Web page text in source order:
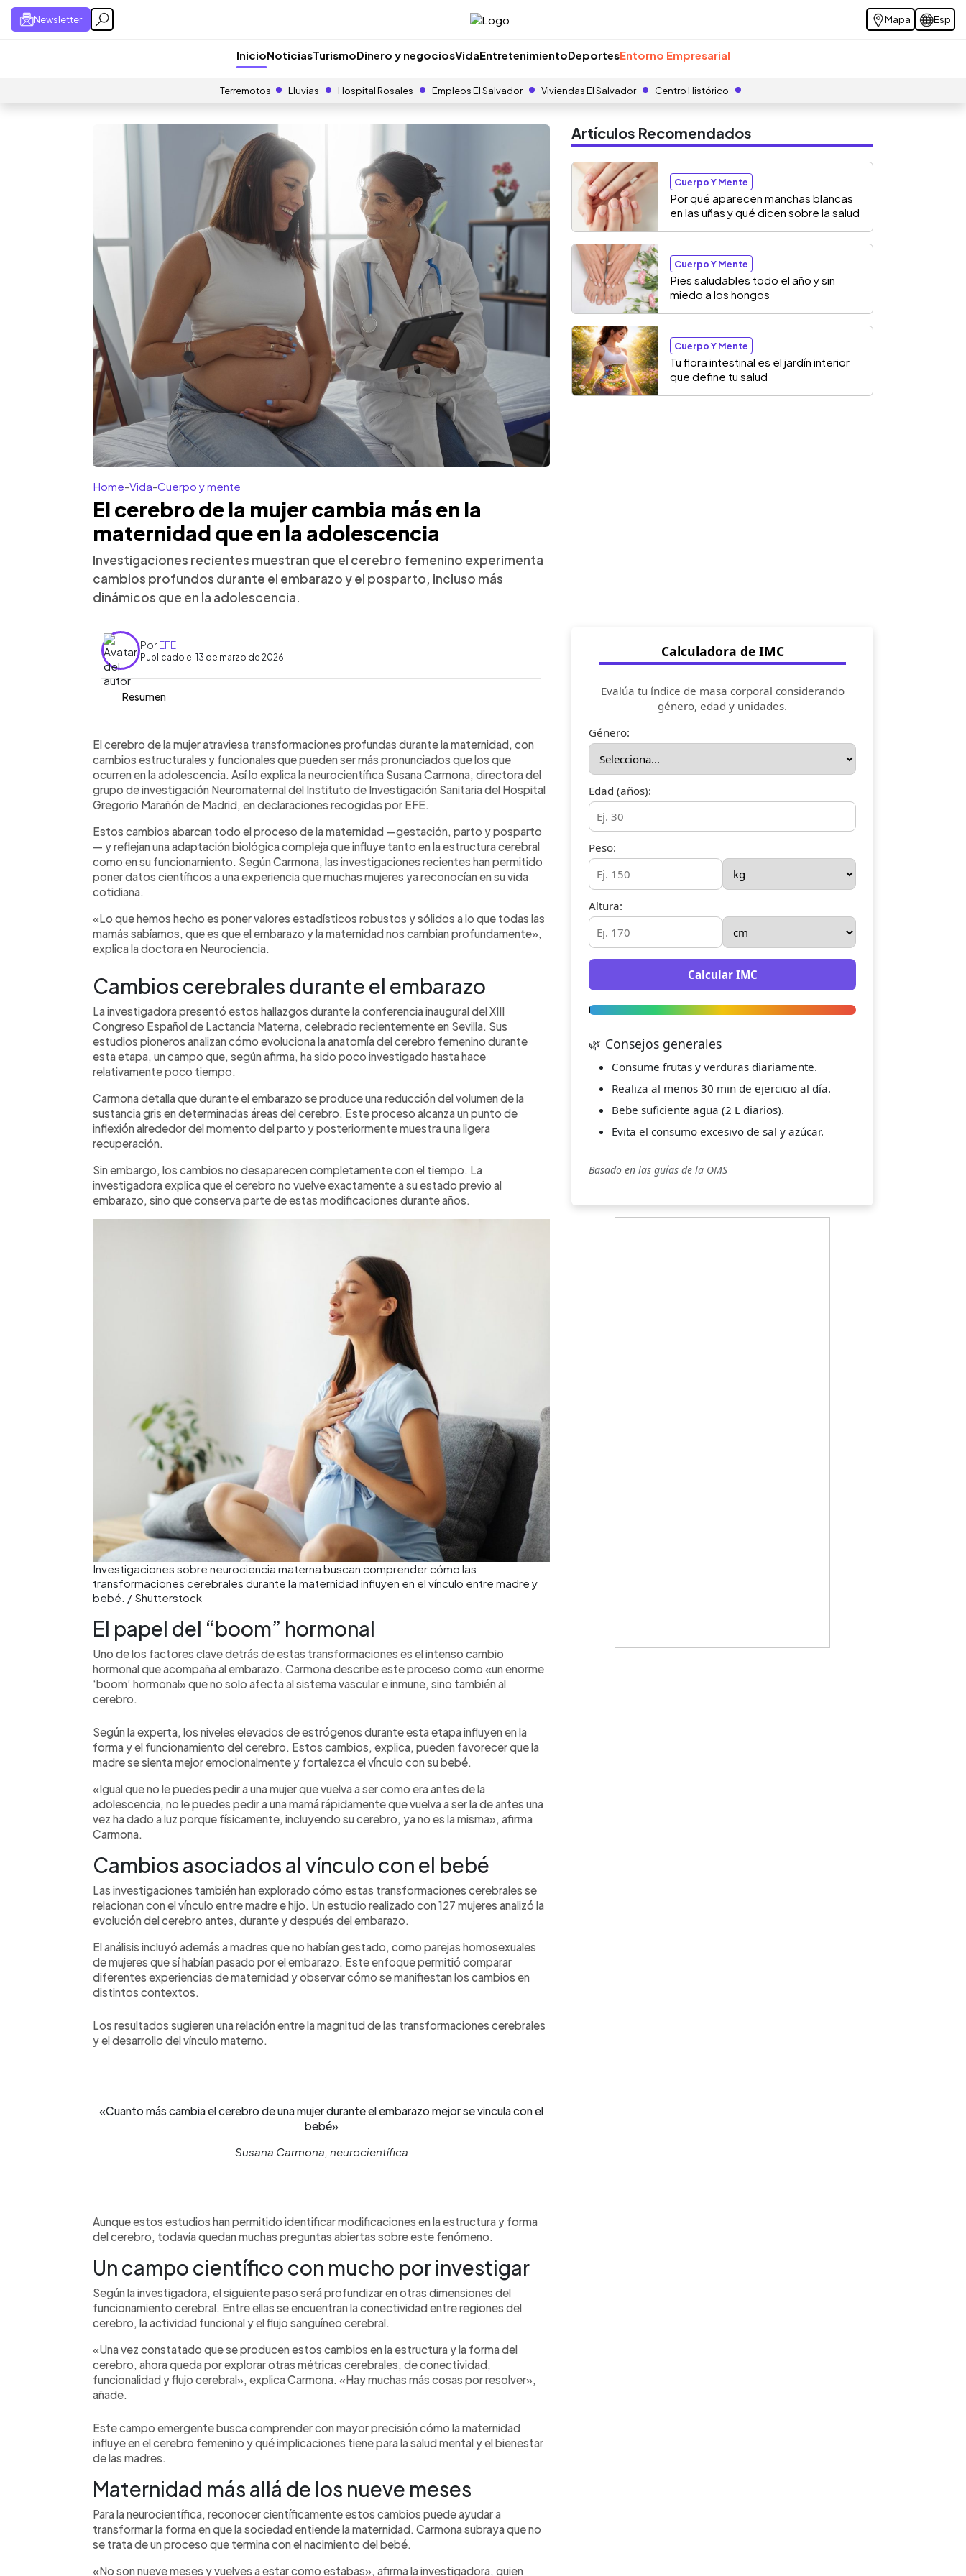
Newsletter Mapa Esp
InicioNoticiasTurismoDinero y negociosVidaEntretenimientoDeportesEntorno Empresarial
Terremotos Lluvias Hospital Rosales Empleos El Salvador Viviendas El Salvador Centro Histórico
Home-Vida-Cuerpo y mente
El cerebro de la mujer cambia más en la
maternidad que en la adolescencia
Investigaciones recientes muestran que el cerebro femenino experimenta
cambios profundos durante el embarazo y el posparto, incluso más
dinámicos que en la adolescencia.
PorEFE
Publicado el 13 de marzo de 2026
Resumen
Escuchar artículo
La maternidad provoca cambios profundos en el cerebro de la mujer,
incluso más dinámicos que los que ocurren durante la adolescencia, según
investigaciones de la neurocientífica Susana Carmona. Durante el
embarazo se registran reducciones en el volumen de la sustancia gris que
alcanzan un punto de inflexión alrededor del parto y luego se recuperan
asociados a un “boom” hormonal, especialmente de estrógenos, que
modifica el funcionamiento cerebral y favorece el vínculo con el bebé. Los
estudios sugieren que cuanto mayores son estas transformaciones, mejor
se desarrolla la relación materno-filial y el proceso de adaptación a la
maternidad.
El cerebro de la mujer atraviesa transformaciones profundas durante la maternidad, con
cambios estructurales y funcionales que pueden ser más pronunciados que los que
ocurren en la adolescencia. Así lo explica la neurocientífica Susana Carmona, directora del
grupo de investigación Neuromaternal del Instituto de Investigación Sanitaria del Hospital
Gregorio Marañón de Madrid, en declaraciones recogidas por EFE.
Estos cambios abarcan todo el proceso de la maternidad —gestación, parto y posparto
— y reflejan una adaptación biológica compleja que influye tanto en la estructura cerebral
como en su funcionamiento. Según Carmona, las investigaciones recientes han permitido
poner datos científicos a una experiencia que muchas mujeres ya reconocían en su vida
cotidiana.
«Lo que hemos hecho es poner valores estadísticos robustos y sólidos a lo que todas las
mamás sabíamos, que es que el embarazo y la maternidad nos cambian profundamente»,
explica la doctora en Neurociencia.
Cambios cerebrales durante el embarazo
La investigadora presentó estos hallazgos durante la conferencia inaugural del XIII
Congreso Español de Lactancia Materna, celebrado recientemente en Sevilla. Sus
estudios pioneros analizan cómo evoluciona la anatomía del cerebro femenino durante
esta etapa, un campo que, según afirma, ha sido poco investigado hasta hace
relativamente poco tiempo.
Carmona detalla que durante el embarazo se produce una reducción del volumen de la
sustancia gris en determinadas áreas del cerebro. Este proceso alcanza un punto de
inflexión alrededor del momento del parto y posteriormente muestra una ligera
recuperación.
Sin embargo, los cambios no desaparecen completamente con el tiempo. La
investigadora explica que el cerebro no vuelve exactamente a su estado previo al
embarazo, sino que conserva parte de estas modificaciones durante años.
Investigaciones sobre neurociencia materna buscan comprender cómo las
transformaciones cerebrales durante la maternidad influyen en el vínculo entre madre y
bebé. / Shutterstock
El papel del “boom” hormonal
Uno de los factores clave detrás de estas transformaciones es el intenso cambio
hormonal que acompaña al embarazo. Carmona describe este proceso como «un enorme
‘boom’ hormonal» que no solo afecta al sistema vascular e inmune, sino también al
cerebro.
Según la experta, los niveles elevados de estrógenos durante esta etapa influyen en la
forma y el funcionamiento del cerebro. Estos cambios, explica, pueden favorecer que la
madre se sienta mejor emocionalmente y fortalezca el vínculo con su bebé.
«Igual que no le puedes pedir a una mujer que vuelva a ser como era antes de la
adolescencia, no le puedes pedir a una mamá rápidamente que vuelva a ser la de antes una
vez ha dado a luz porque físicamente, incluyendo su cerebro, ya no es la misma», afirma
Carmona.
Cambios asociados al vínculo con el bebé
Las investigaciones también han explorado cómo estas transformaciones cerebrales se
relacionan con el vínculo entre madre e hijo. Un estudio realizado con 127 mujeres analizó la
evolución del cerebro antes, durante y después del embarazo.
El análisis incluyó además a madres que no habían gestado, como parejas homosexuales
de mujeres que sí habían pasado por el embarazo. Este enfoque permitió comparar
diferentes experiencias de maternidad y observar cómo se manifiestan los cambios en
distintos contextos.
Los resultados sugieren una relación entre la magnitud de las transformaciones cerebrales
y el desarrollo del vínculo materno.
«Cuanto más cambia el cerebro de una mujer durante el embarazo mejor se vincula con el
bebé»
Susana Carmona, neurocientífica
Aunque estos estudios han permitido identificar modificaciones en la estructura y forma
del cerebro, todavía quedan muchas preguntas abiertas sobre este fenómeno.
Un campo científico con mucho por investigar
Según la investigadora, el siguiente paso será profundizar en otras dimensiones del
funcionamiento cerebral. Entre ellas se encuentran la conectividad entre regiones del
cerebro, la actividad funcional y el flujo sanguíneo cerebral.
«Una vez constatado que se producen estos cambios en la estructura y la forma del
cerebro, ahora queda por explorar otras métricas cerebrales, de conectividad,
funcionalidad y flujo cerebral», explica Carmona. «Hay muchas más cosas por resolver»,
añade.
Este campo emergente busca comprender con mayor precisión cómo la maternidad
influye en el cerebro femenino y qué implicaciones tiene para la salud mental y el bienestar
de las madres.
Maternidad más allá de los nueve meses
Para la neurocientífica, reconocer científicamente estos cambios puede ayudar a
transformar la forma en que la sociedad entiende la maternidad. Carmona subraya que no
se trata de un proceso que termina con el nacimiento del bebé.
«No son nueve meses y vuelves a estar como estabas», afirma la investigadora, quien
Artículos Recomendados
Cuerpo Y Mente
Por qué aparecen manchas blancas
en las uñas y qué dicen sobre la salud
Cuerpo Y Mente
Pies saludables todo el año y sin
miedo a los hongos
Cuerpo Y Mente
Tu flora intestinal es el jardín interior
que define tu salud
Calculadora de IMC
Evalúa tu índice de masa corporal considerando
género, edad y unidades.
Género:
Edad (años):
Peso:
Altura:
Calcular IMC
🌿 Consejos generales
Consume frutas y verduras diariamente.
Realiza al menos 30 min de ejercicio al día.
Bebe suficiente agua (2 L diarios).
Evita el consumo excesivo de sal y azúcar.
Basado en las guías de la OMS